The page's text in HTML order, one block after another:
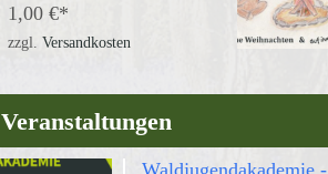
1,00 €
zzgl. Versandkosten
Veranstaltungen
Waldjugendakademie -